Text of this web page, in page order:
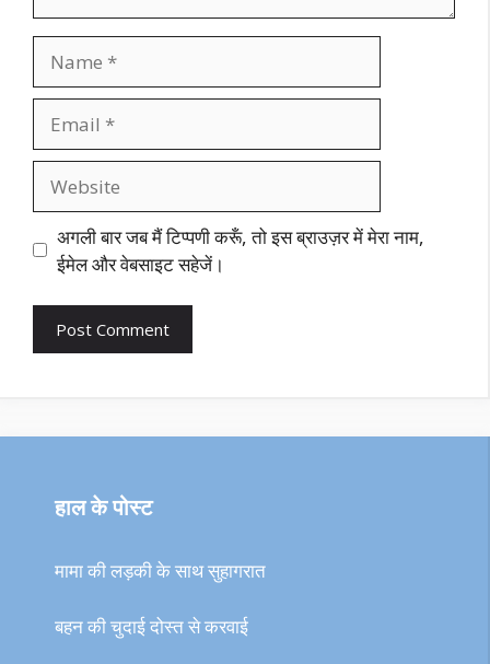
अगली बार जब मैं टिप्पणी करूँ, तो इस ब्राउज़र में मेरा नाम,
ईमेल और वेबसाइट सहेजें।
हाल के पोस्ट
मामा की लड़की के साथ सुहागरात
बहन की चुदाई दोस्त से करवाई